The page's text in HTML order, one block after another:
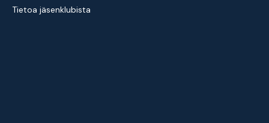
Tietoa jäsenklubista